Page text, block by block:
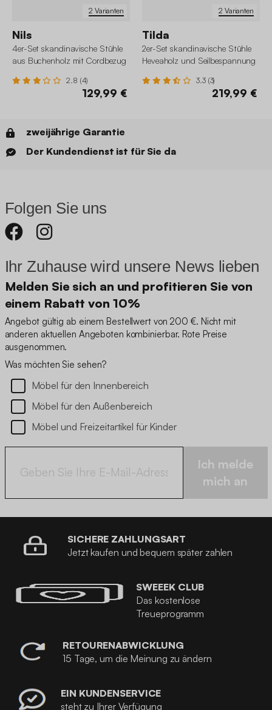
2 Varianten
Nils
4er-Set skandinavische Stühle
aus Buchenholz mit Cordbezug
2.8 (4)
129,99 €
2 Varianten
Tilda
2er-Set skandinavische Stühle
Heveaholz und Seilbespannung
3.3 (3)
219,99 €
zweijährige Garantie
Der Kundendienst ist für Sie da
Folgen Sie uns
Ihr Zuhause wird unsere News lieben
Melden Sie sich an und profitieren Sie von
einem Rabatt von 10%
Angebot gültig ab einem Bestellwert von 200 €. Nicht mit
anderen aktuellen Angeboten kombinierbar. Rote Preise
ausgenommen.
Was möchten Sie sehen?
Möbel für den Innenbereich
Möbel für den Außenbereich
Möbel und Freizeitartikel für Kinder
Ich melde
mich an
SICHERE ZAHLUNGSART
Jetzt kaufen und bequem später zahlen
SWEEEK CLUB
Das kostenlose
Treueprogramm
RETOURENABWICKLUNG
15 Tage, um die Meinung zu ändern
EIN KUNDENSERVICE
steht zu Ihrer Verfügung